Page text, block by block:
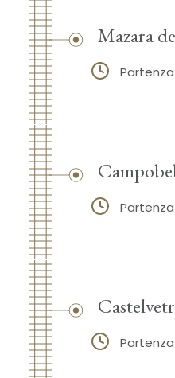
Mazara
Partenza
Partenza
Partenza